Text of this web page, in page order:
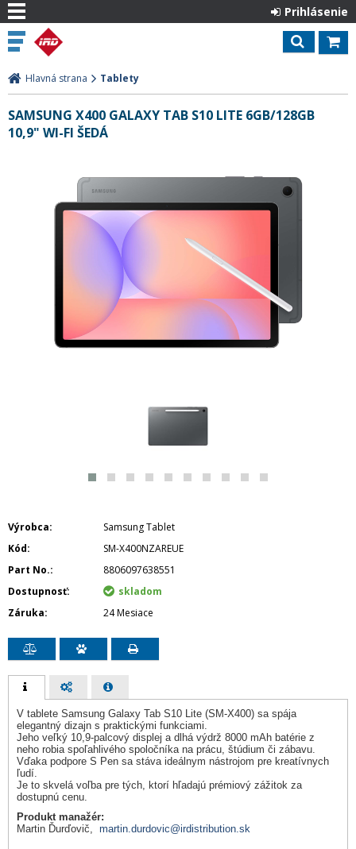
Prihlásenie
Hlavná strana Tablety
SAMSUNG X400 GALAXY TAB S10 LITE 6GB/128GB
10,9" WI-FI ŠEDÁ
Výrobca
Samsung Tablet
Kód
SM-X400NZAREUE
Part No.
8806097638551
Dostupnosť
skladom
Záruka
24 Mesiace
V tablete Samsung Galaxy Tab S10 Lite (SM-X400) sa spája
elegantný dizajn s praktickými funkciami.
Jeho veľký 10,9-palcový displej a dlhá výdrž 8000 mAh batérie z
neho robia spoľahlivého spoločníka na prácu, štúdium či zábavu.
Vďaka podpore S Pen sa stáva ideálnym nástrojom pre kreatívnych
ľudí.
Je to skvelá voľba pre tých, ktorí hľadajú prémiový zážitok za
dostupnú cenu.
Produkt manažér:
Martin Ďurďovič, martin.durdovic@irdistribution.sk